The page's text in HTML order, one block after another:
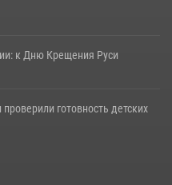
к Дню Крещения Руси
готовность детских